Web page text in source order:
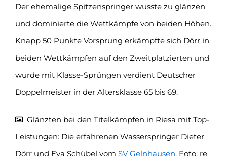
Der ehemalige Spitzenspringer wusste zu glänzen
und dominierte die Wettkämpfe von beiden Höhen.
Knapp 50 Punkte Vorsprung erkämpfte sich Dörr in
beiden Wettkämpfen auf den Zweitplatzierten und
wurde mit Klasse-Sprüngen verdient Deutscher
Doppelmeister in der Altersklasse 65 bis 69.
Glänzten bei den Titelkämpfen in Riesa mit Top-
Leistungen: Die erfahrenen Wasserspringer Dieter
Dörr und Eva Schübel vom SV Gelnhausen. Foto: re